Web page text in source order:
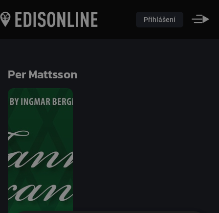
Přihlášení
Per Mattsson